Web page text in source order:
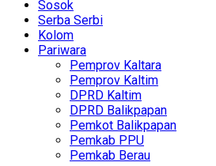
Sosok
Serba Serbi
Kolom
Pariwara
Pemprov Kaltara
Pemprov Kaltim
DPRD Kaltim
DPRD Balikpapan
Pemkot Balikpapan
Pemkab PPU
Pemkab Berau